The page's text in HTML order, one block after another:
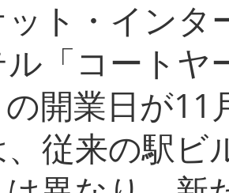
ト・インタ
ル「コートヤ
開業日が11
従来の駅ビ